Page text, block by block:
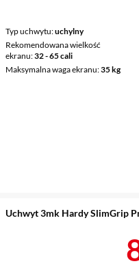
Typ uchwytu uchylny
Rekomendowana wielkość
ekranu 32 - 65 cali
Maksymalna waga ekranu 35 kg
Uchwyt 3mk Hardy SlimGrip